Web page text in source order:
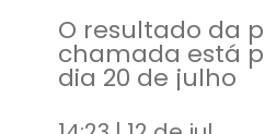
O resultado da
chamada está
dia 20 de julho